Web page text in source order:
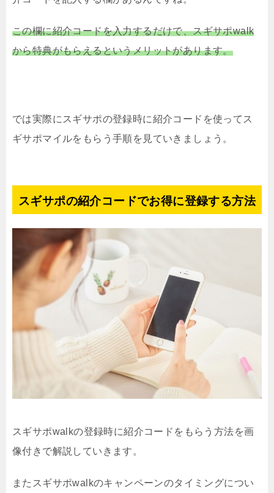
この欄に紹介コードを入力するだけで、スギサポwalk
から特典がもらえるというメリットがあります。
では実際にスギサポの登録時に紹介コードを使ってス
ギサポマイルをもらう手順を見ていきましょう。
スギサポの紹介コードでお得に登録する方法
スギサポwalkの登録時に紹介コードをもらう方法を画
像付きで解説していきます。
またスギサポwalkのキャンペーンのタイミングについ